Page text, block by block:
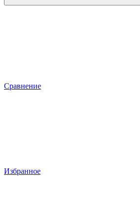
Сравнение
Избранное